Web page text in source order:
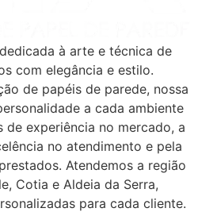
à arte e técnica de
com elegância e estilo.
de papéis de parede, nossa
a cada ambiente
de experiência no mercado, a
no atendimento e pela
Atendemos a região
Cotia e Aldeia da Serra,
para cada cliente.